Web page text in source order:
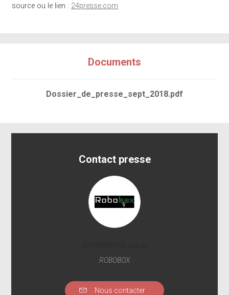
source ou le lien : 24presse.com
Documents
Dossier_de_presse_sept_2018.pdf
Contact presse
ROBOBOX
Nous contacter